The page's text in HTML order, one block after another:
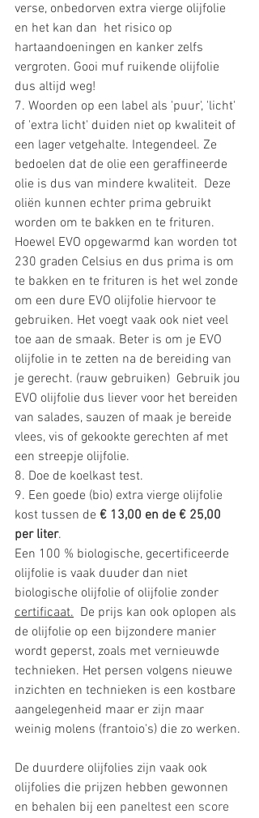
verse, onbedorven extra vierge olijfolie
en het kan dan  het risico op
hartaandoeningen en kanker zelfs
vergroten. Gooi muf ruikende olijfolie
dus altijd weg!
7. Woorden op een label als 'puur', 'licht'
of 'extra licht' duiden niet op kwaliteit of
een lager vetgehalte. Integendeel. Ze
bedoelen dat de olie een geraffineerde
olie is dus van mindere kwaliteit.  Deze
oliën kunnen echter prima gebruikt
worden om te bakken en te frituren.
Hoewel EVO opgewarmd kan worden tot
230 graden Celsius en dus prima is om
te bakken en te frituren is het wel zonde
om een dure EVO olijfolie hiervoor te
gebruiken. Het voegt vaak ook niet veel
toe aan de smaak. Beter is om je EVO
olijfolie in te zetten na de bereiding van
je gerecht. (rauw gebruiken)  Gebruik jou
EVO olijfolie dus liever voor het bereiden
van salades, sauzen of maak je bereide
vlees, vis of gekookte gerechten af met
een streepje olijfolie.
8. Doe de koelkast test.
9. Een goede (bio) extra vierge olijfolie
kost tussen de € 13,00 en de € 25,00
per liter.
Een 100 % biologische, gecertificeerde
olijfolie is vaak duuder dan niet
biologische olijfolie of olijfolie zonder
certificaat.
  De prijs kan ook oplopen als
de olijfolie op een bijzondere manier
wordt geperst, zoals met vernieuwde
technieken. Het persen volgens nieuwe
inzichten en technieken is een kostbare
aangelegenheid maar er zijn maar
weinig molens (frantoio's) die zo werken.
De duurdere olijfolies zijn vaak ook
olijfolies die prijzen hebben gewonnen
en behalen bij een paneltest een score